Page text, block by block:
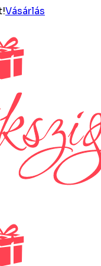
Vásárlás